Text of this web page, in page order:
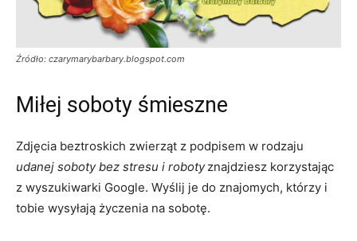
Źródło: czarymarybarbary.blogspot.com
Miłej soboty śmieszne
Zdjęcia beztroskich zwierząt z podpisem w rodzaju
udanej soboty bez stresu i roboty znajdziesz korzystając
z wyszukiwarki Google. Wyślij je do znajomych, którzy i
tobie wysyłają życzenia na sobotę.